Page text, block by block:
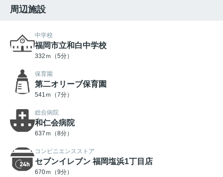
周辺施設
中学校
福岡市立和白中学校
332ｍ（5分）
保育園
第二オリーブ保育園
541ｍ（7分）
総合病院
和仁会病院
637ｍ（8分）
コンビニエンスストア
セブンイレブン 福岡塩浜1丁目店
670ｍ（9分）